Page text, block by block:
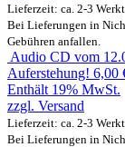
Lieferzeit: ca. 2-3
Bei Lieferungen in
Gebühren anfallen.
Audio CD vom
Auferstehung! 6,00
Enthält 19% MwSt.
zzgl. Versand
Lieferzeit: ca. 2-3
Bei Lieferungen in